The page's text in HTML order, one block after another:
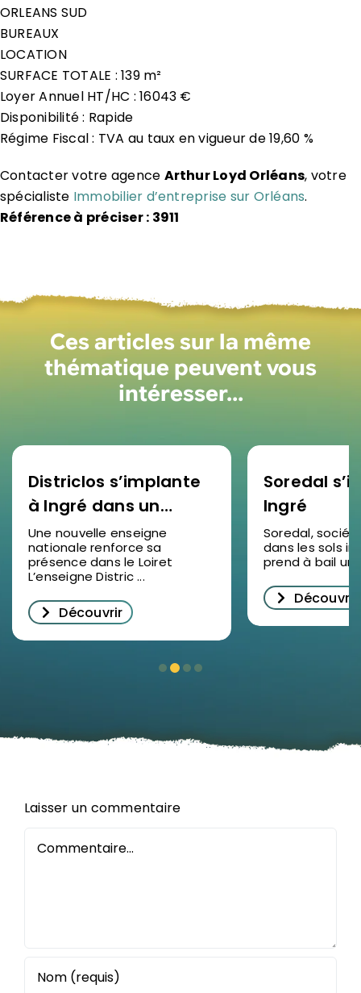
ORLEANS SUD
BUREAUX
LOCATION
SURFACE TOTALE : 139 m²
Loyer Annuel HT/HC : 16043 €
Disponibilité : Rapide
Régime Fiscal : TVA au taux en vigueur de 19,60 %
Contacter votre agence Arthur Loyd Orléans, votre
spécialiste Immobilier d’entreprise sur Orléans.
Référence à préciser : 3911
Ces articles sur la même
thématique peuvent vous
intéresser…
Districlos s’implante
à Ingré dans un
nouveau bâtiment
d’activités
Une nouvelle enseigne
nationale renforce sa
présence dans le Loiret
L’enseigne Distric ...
Découvrir
Soredal
Ingré
Soredal,
dans les sols
prend à bail un
Découvrir
Laisser un commentaire